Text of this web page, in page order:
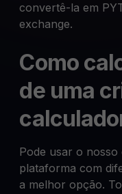
convertê-la em
exchange.
Como
de uma
Pode usar o
plataforma com
a melhor opção.